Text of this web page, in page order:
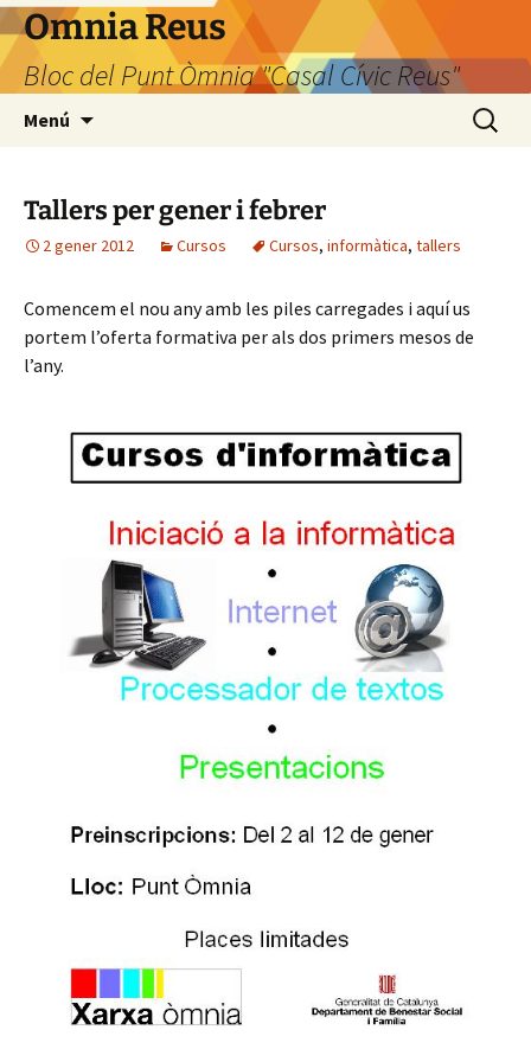
Omnia Reus
Bloc del Punt Òmnia "Casal Cívic Reus"
Menú Cerca:
Tallers per gener i febrer
2 gener 2012 Cursos Cursos, informàtica, tallers
Comencem el nou any amb les piles carregades i aquí us
portem l’oferta formativa per als dos primers mesos de
l’any.